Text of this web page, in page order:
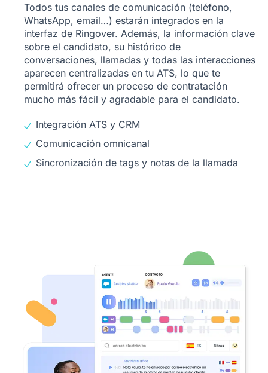
Todos tus canales de comunicación (teléfono,
WhatsApp, email…) estarán integrados en la
interfaz de Ringover. Además, la información clave
sobre el candidato, su histórico de
conversaciones, llamadas y todas las interacciones
aparecen centralizadas en tu ATS, lo que te
permitirá ofrecer un proceso de contratación
mucho más fácil y agradable para el candidato.
Integración ATS y CRM
Comunicación omnicanal
Sincronización de tags y notas de la llamada